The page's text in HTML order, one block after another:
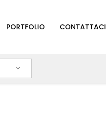
PORTFOLIO CONTATTACI